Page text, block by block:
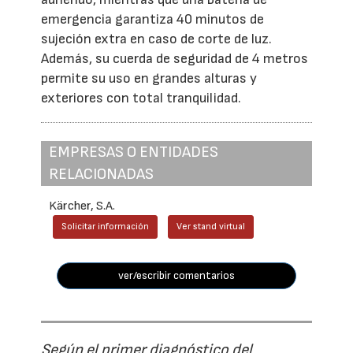
emergencia garantiza 40 minutos de
sujeción extra en caso de corte de luz.
Además, su cuerda de seguridad de 4 metros
permite su uso en grandes alturas y
exteriores con total tranquilidad.
EMPRESAS O ENTIDADES
RELACIONADAS
Kärcher, S.A.
Solicitar información Ver stand virtual
ver/escribir comentarios